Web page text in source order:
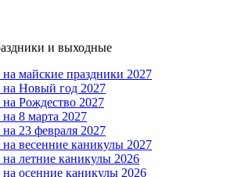
и выходные
майские праздники 2027
Новый год 2027
Рождество 2027
8 марта 2027
23 февраля 2027
весенние каникулы 2027
летние каникулы 2026
осенние каникулы 2026